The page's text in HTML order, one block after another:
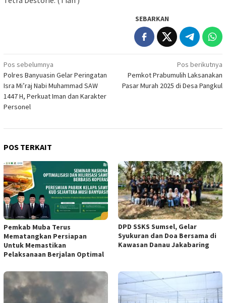
SEBARKAN
Navigasi
pos
Pos sebelumnya
Polres Banyuasin Gelar Peringatan
Isra Mi’raj Nabi Muhammad SAW
1447 H, Perkuat Iman dan Karakter
Personel
Pos berikutnya
Pemkot Prabumulih Laksanakan
Pasar Murah 2025 di Desa Pangkul
POS TERKAIT
Pemkab Muba Terus
Mematangkan Persiapan
Untuk Memastikan
Pelaksanaan Berjalan Optimal
DPD SSKS Sumsel, Gelar
Syukuran dan Doa Bersama di
Kawasan Danau Jakabaring